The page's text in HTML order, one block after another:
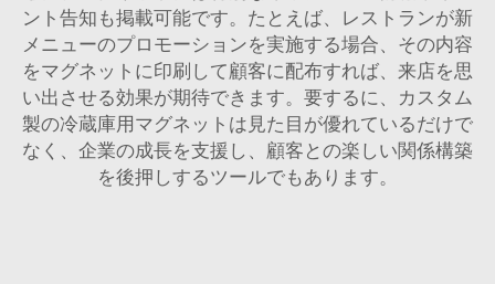
ント告知も掲載可能です。たとえば、レストランが新
メニューのプロモーションを実施する場合、その内容
をマグネットに印刷して顧客に配布すれば、来店を思
い出させる効果が期待できます。要するに、カスタム
製の冷蔵庫用マグネットは見た目が優れているだけで
なく、企業の成長を支援し、顧客との楽しい関係構築
を後押しするツールでもあります。